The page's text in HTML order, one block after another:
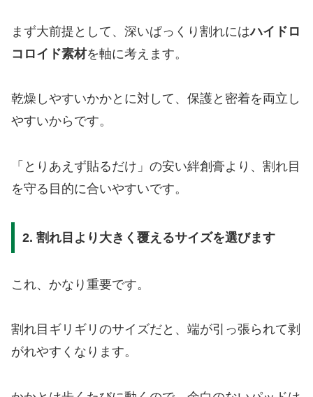
まず大前提として、深いぱっくり割れにはハイドロ
コロイド素材を軸に考えます。
乾燥しやすいかかとに対して、保護と密着を両立し
やすいからです。
「とりあえず貼るだけ」の安い絆創膏より、割れ目
を守る目的に合いやすいです。
2. 割れ目より大きく覆えるサイズを選びます
これ、かなり重要です。
割れ目ギリギリのサイズだと、端が引っ張られて剥
がれやすくなります。